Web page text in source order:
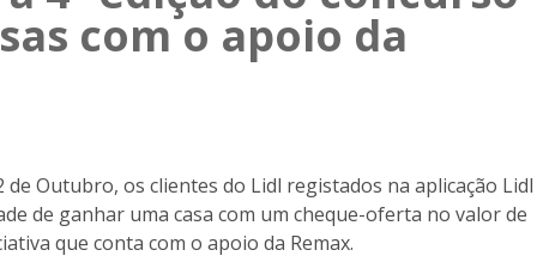
com o apoio da
de Outubro, os clientes do Lidl registados na aplicação Lidl
de ganhar uma casa com um cheque-oferta no valor de
que conta com o apoio da Remax.